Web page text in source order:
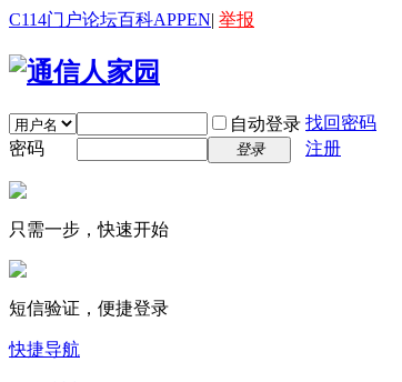
C114门户论坛百科APPEN| 举报
自动登录 找回密码
密码
登录 注册
只需一步，快速开始
短信验证，便捷登录
快捷导航